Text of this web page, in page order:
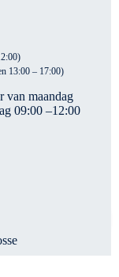
13:00 – 17:00)
van maandag
09:00 –12:00